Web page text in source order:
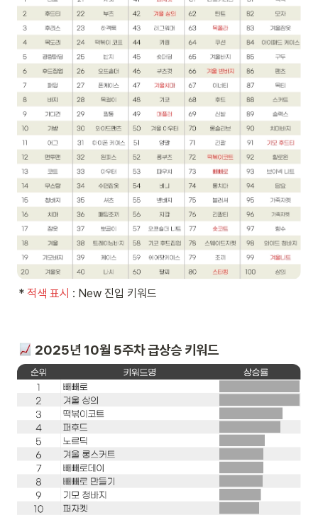
* 적색 표시 : New 진입 키워드
2025년 10월 5주차 급상승 키워드